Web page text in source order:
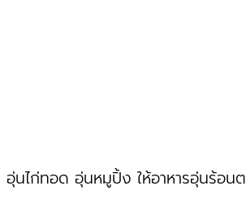
นไก่ทอด อุ่นหมูปิ้ง ให้อาหารอุ่นร้อนต